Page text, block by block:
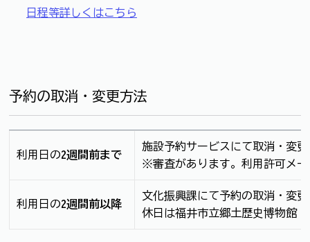
日程等詳しくはこちら
予約の取消・変更方法
利用日の2週間前まで
施設予約サービスにて取消・変
※審査があります。利用許可メ
利用日の2週間前以降
文化振興課にて予約の取消・変
休日は福井市立郷土歴史博物館